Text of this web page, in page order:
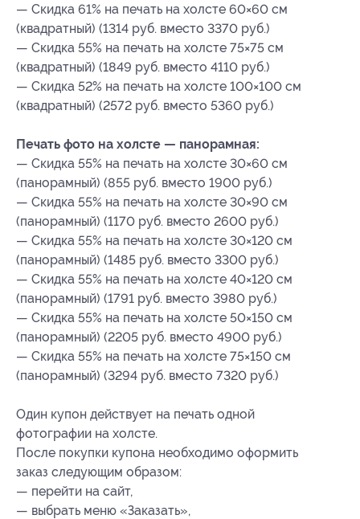
— Скидка 61% на печать на холсте 60×60 см
(квадратный) (1314 руб. вместо 3370 руб.)
— Скидка 55% на печать на холсте 75×75 см
(квадратный) (1849 руб. вместо 4110 руб.)
— Скидка 52% на печать на холсте 100×100 см
(квадратный) (2572 руб. вместо 5360 руб.)
Печать фото на холсте — панорамная:
— Скидка 55% на печать на холсте 30×60 см
(панорамный) (855 руб. вместо 1900 руб.)
— Скидка 55% на печать на холсте 30×90 см
(панорамный) (1170 руб. вместо 2600 руб.)
— Скидка 55% на печать на холсте 30×120 см
(панорамный) (1485 руб. вместо 3300 руб.)
— Скидка 55% на печать на холсте 40×120 см
(панорамный) (1791 руб. вместо 3980 руб.)
— Скидка 55% на печать на холсте 50×150 см
(панорамный) (2205 руб. вместо 4900 руб.)
— Скидка 55% на печать на холсте 75×150 см
(панорамный) (3294 руб. вместо 7320 руб.)
Один купон действует на печать одной
фотографии на холсте.
После покупки купона необходимо оформить
заказ следующим образом:
— перейти на сайт,
— выбрать меню «Заказать»,